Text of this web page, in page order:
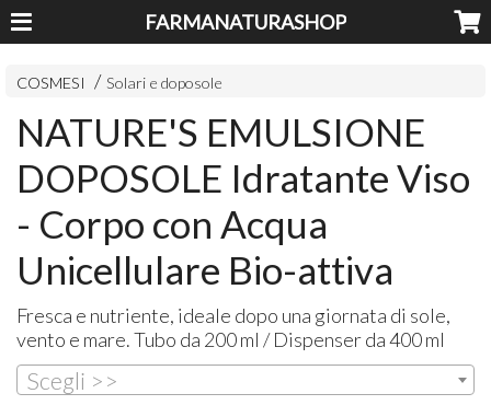
FARMANATURASHOP
COSMESI Solari e doposole
NATURE'S EMULSIONE
DOPOSOLE Idratante Viso
- Corpo con Acqua
Unicellulare Bio-attiva
Fresca e nutriente, ideale dopo una giornata di sole,
vento e mare. Tubo da 200 ml / Dispenser da 400 ml
Scegli >>